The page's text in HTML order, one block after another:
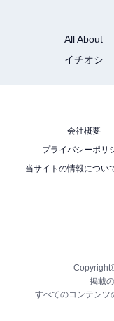
All About
イチオシ
会社概要
プライバシーポリ
当サイトの情報につい
掲載
すべてのコンテンツ